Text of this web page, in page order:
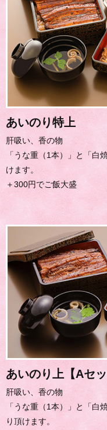
あいのり特上
肝吸い、香の物
「うな重（1本）」と「白
けます。
＋300円でご飯大盛
あいのり上【Aセッ
肝吸い、香の物
「うな重（1本）」と「白
り頂けます。